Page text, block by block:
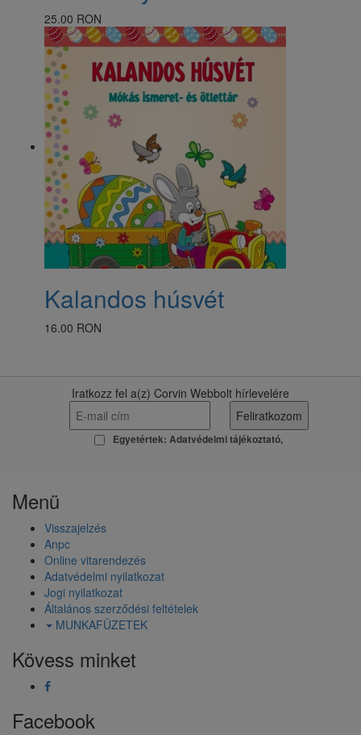
25.00 RON
Kalandos húsvét
16.00 RON
Iratkozz fel a(z) Corvin Webbolt hírlevelére
Egyetértek: Adatvédelmi tájékoztató
Menü
Visszajelzés
Anpc
Online vitarendezés
Adatvédelmi nyilatkozat
Jogi nyilatkozat
Általános szerződési feltételek
MUNKAFÜZETEK
Kövess minket
Facebook